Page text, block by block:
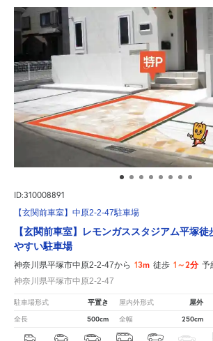
ID:310008891
【玄関前車室】中原2-2-47駐車場
【玄関前車室】レモンガススタジアム平塚
やすい駐車場
神奈川県平塚市中原2-2-47から 13m 徒歩 1～2分 予
神奈川県平塚市中原2-2-47
駐車場形式 平置き 屋内外形式 屋外
全長 500cm 全幅 250cm